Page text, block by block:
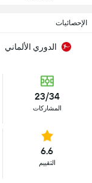
الإحصائيات
الدوري الألماني
23/34
المشاركات
6.6
التقييم